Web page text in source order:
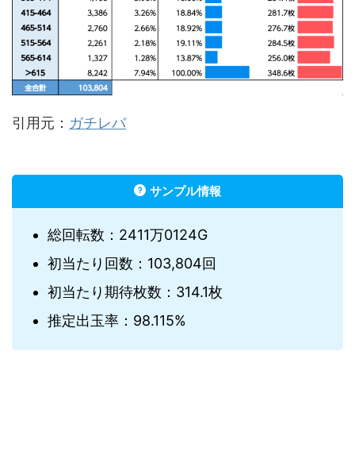
引用元： ガチレバ
サンプル情報
総回転数：2411万0124G
初当たり回数：103,804回
初当たり期待枚数：314.1枚
推定出玉率：98.115%